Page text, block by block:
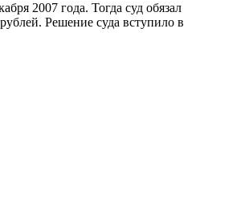
2007 года. Тогда суд обязал
Решение суда вступило в